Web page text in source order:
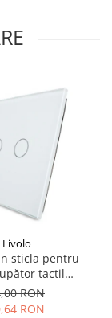
Livolo
sticla pentru
tactil
RON
RON